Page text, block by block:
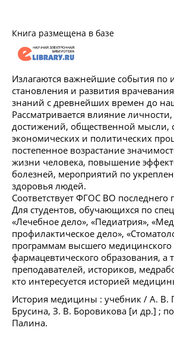
Книга размещена в базе
Излагаются важнейшие события по
становления и развития
знаний с древнейших времен до
Рассматривается влияние
достижений, общественной мысли,
экономических и политических
постепенное возрастание
жизни человека, повышение
болезней, мероприятий по
здоровья людей.
Соответствует ФГОС ВО последнего
Для студентов, обучающихся по
«Лечебное дело», «Педиатрия»,
профилактическое дело»,
программам высшего медицинского
фармацевтического образования, а
преподавателей, историков,
кто интересуется историей
История медицины : учебник / А. В.
Брусина, З. В. Боровикова [и др.] ;
Палина.